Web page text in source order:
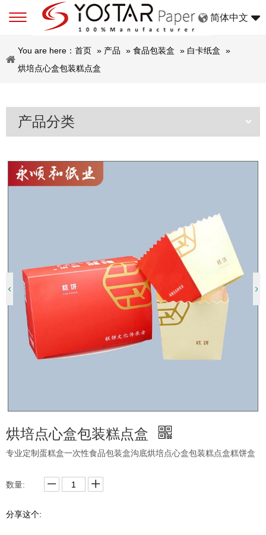
简体中文
You are here： 首页 » 产品 » 食品包装盒 » 白卡纸盒
»
烘培点心盒包装糕点盒
产品分类
烘培点心盒包装糕点盒
专业定制蛋糕盒一次性食品包装盒沟底烘培点心盒包装糕点盒糕饼盒
数量:
分享这个: